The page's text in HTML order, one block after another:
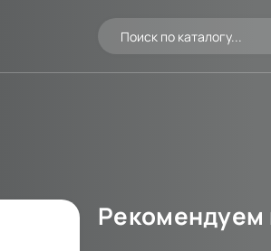
Рекомендуем